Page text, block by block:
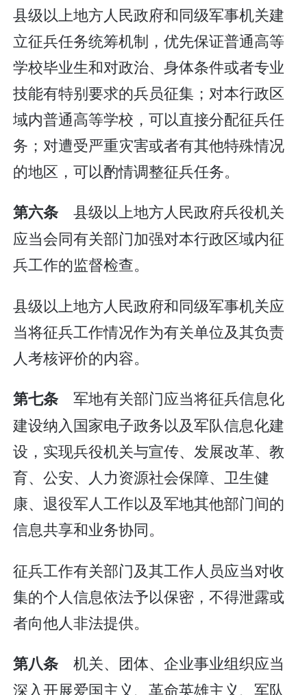
县级以上地方人民政府和同级军事机关建
立征兵任务统筹机制，优先保证普通高等
学校毕业生和对政治、身体条件或者专业
技能有特别要求的兵员征集；对本行政区
域内普通高等学校，可以直接分配征兵任
务；对遭受严重灾害或者有其他特殊情况
的地区，可以酌情调整征兵任务。
第六条 县级以上地方人民政府兵役机关
应当会同有关部门加强对本行政区域内征
兵工作的监督检查。
县级以上地方人民政府和同级军事机关应
当将征兵工作情况作为有关单位及其负责
人考核评价的内容。
第七条 军地有关部门应当将征兵信息化
建设纳入国家电子政务以及军队信息化建
设，实现兵役机关与宣传、发展改革、教
育、公安、人力资源社会保障、卫生健
康、退役军人工作以及军地其他部门间的
信息共享和业务协同。
征兵工作有关部门及其工作人员应当对收
集的个人信息依法予以保密，不得泄露或
者向他人非法提供。
第八条 机关、团体、企业事业组织应当
深入开展爱国主义、革命英雄主义、军队